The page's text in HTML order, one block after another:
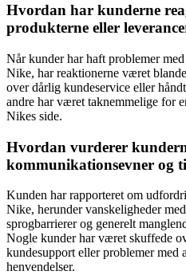
Hvordan har kunderne
produkterne eller
Når kunder har haft problemer
Nike, har reaktionerne været
over dårlig kundeservice eller
andre har været taknemmelige for
Nikes side.
Hvordan vurderer
kommunikationsevner og
Kunden har rapporteret om
Nike, herunder vanskeligheder
sprogbarrierer og generelt
Nogle kunder har været skuffede
kundesupport eller problemer med
henvendelser.